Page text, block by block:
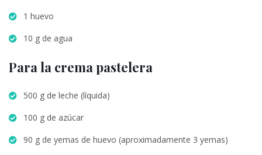
1 huevo
10 g de agua
Para la crema pastelera
500 g de leche (líquida)
100 g de azúcar
90 g de yemas de huevo (aproximadamente 3 yemas)